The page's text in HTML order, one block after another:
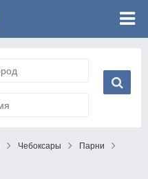
Чебоксары
Парни